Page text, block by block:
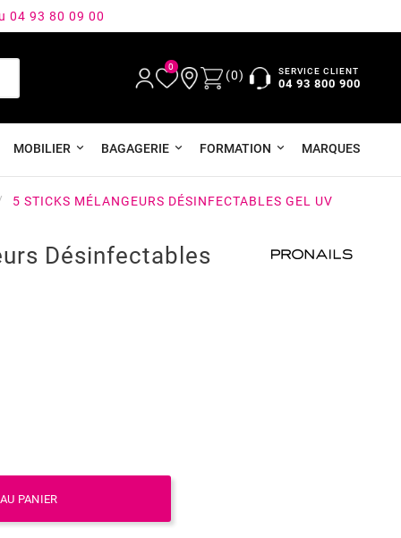
04 93 80 09 00
0
(0) SERVICE CLIENT
04 93 800 900
MOBILIER BAGAGERIE FORMATION MARQUES
5 STICKS MÉLANGEURS DÉSINFECTABLES GEL UV
Désinfectables
PANIER